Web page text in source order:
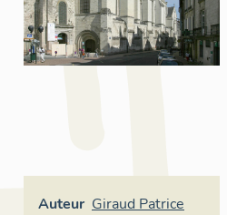
Auteur Giraud Patrice